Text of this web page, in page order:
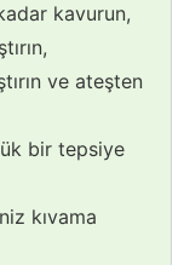
kavurun,
ve ateşten
bir tepsiye
kıvama